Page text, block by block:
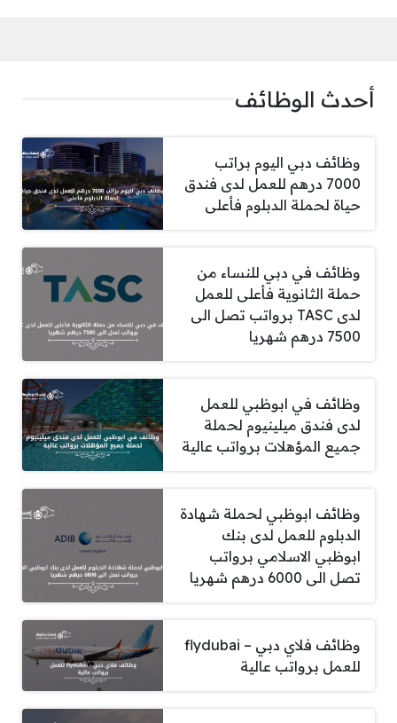
أحدث الوظائف
وظائف دبي اليوم براتب
7000 درهم للعمل لدى فندق
حياة لحملة الدبلوم فأعلى
وظائف في دبي للنساء من
حملة الثانوية فأعلى للعمل
لدى TASC برواتب تصل الى
7500 درهم شهريا
وظائف في ابوظبي للعمل
لدى فندق ميلينيوم لحملة
جميع المؤهلات برواتب عالية
وظائف ابوظبي لحملة شهادة
الدبلوم للعمل لدى بنك
ابوظبي الاسلامي برواتب
تصل الى 6000 درهم شهريا
وظائف فلاي دبي – flydubai
للعمل برواتب عالية